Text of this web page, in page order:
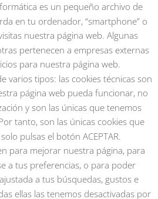
es un pequeño archivo de
en tu ordenador, “smartphone” o
nuestra página web. Algunas
pertenecen a empresas externas
para nuestra página web.
varios tipos: las cookies técnicas son
página web pueda funcionar, no
y son las únicas que tenemos
tanto, son las únicas cookies que
pulsas el botón ACEPTAR.
para mejorar nuestra página, para
a tus preferencias, o para poder
a tus búsquedas, gustos e
ellas las tenemos desactivadas por